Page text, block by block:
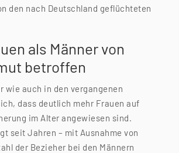
den nach Deutschland geflüchteten
als Männer von
betroffen
wie auch in den vergangenen
dass deutlich mehr Frauen auf
im Alter angewiesen sind.
seit Jahren – mit Ausnahme von
der Bezieher bei den Männern